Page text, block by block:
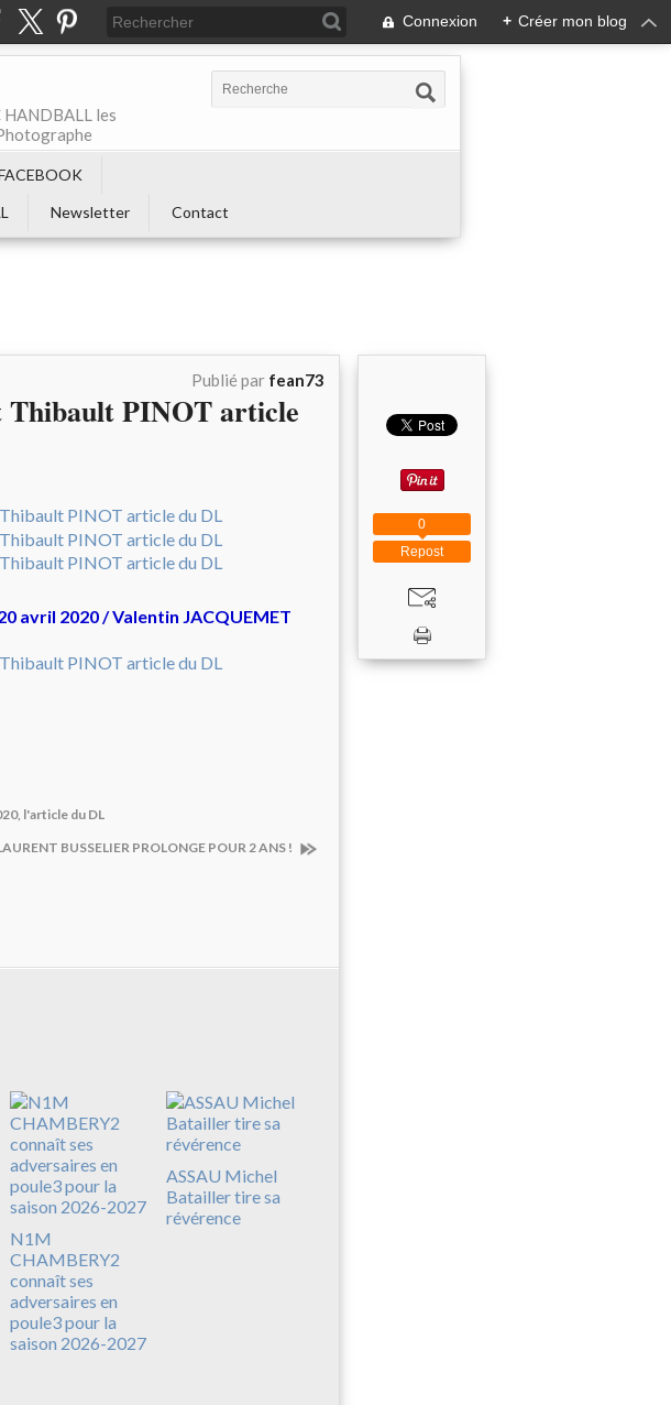
Connexion + Créer mon blog
les
Newsletter Contact
Publié par fean73
Thibault PINOT article
avril 2020 / Valentin JACQUEMET
l'article du DL
BUSSELIER PROLONGE POUR 2 ANS !
N1M
CHAMBERY2
connaît ses
adversaires en
poule3 pour la
saison 2026-2027
ASSAU Michel
Batailler tire sa
révérence
Repost
0